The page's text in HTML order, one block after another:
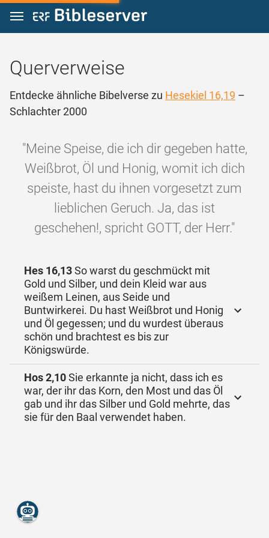
Zum Inhalt springen
Querverweise
Entdecke ähnliche Bibelverse zu Hesekiel 16,19 –
Schlachter 2000
"Meine Speise, die ich dir gegeben hatte,
Weißbrot, Öl und Honig, womit ich dich
speiste, hast du ihnen vorgesetzt zum
lieblichen Geruch. Ja, das ist
geschehen!, spricht GOTT, der Herr."
Hes 16,13So warst du geschmückt mit
Gold und Silber, und dein Kleid war aus
weißem Leinen, aus Seide und
Buntwirkerei. Du hast Weißbrot und Honig
und Öl gegessen; und du wurdest überaus
schön und brachtest es bis zur
Königswürde.
Hos 2,10Sie erkannte ja nicht, dass ich es
war, der ihr das Korn, den Most und das Öl
gab und ihr das Silber und Gold mehrte, das
sie für den Baal verwendet haben.